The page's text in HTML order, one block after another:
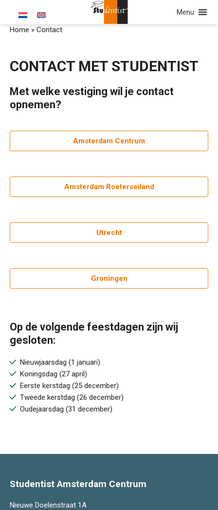
Menu
Home » Contact
CONTACT MET STUDENTIST
Met welke vestiging wil je contact
opnemen?
Amsterdam Centrum
Amsterdam Roeterseiland
Utrecht
Groningen
Op de volgende feestdagen zijn wij
gesloten:
Nieuwjaarsdag (1 januari)
Koningsdag (27 april)
Eerste kerstdag (25 december)
Tweede kerstdag (26 december)
Oudejaarsdag (31 december)
Studentist Amsterdam Centrum
Nieuwe Doelenstraat 1A